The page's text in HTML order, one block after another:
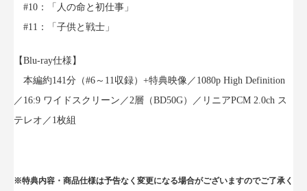
#10：「人の命と初仕事」
#11：「子供と戦士」
【Blu-ray仕様】
本編約141分（#6～11収録）+特典映像／1080p High Definition
／16:9 ワイドスクリーン／2層（BD50G）／リニアPCM 2.0ch ス
テレオ／1枚組
※特典内容・商品仕様は予告なく変更になる場合がございますのでご了承く